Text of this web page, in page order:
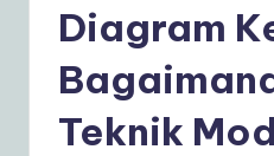
In
Diagram
Teknik